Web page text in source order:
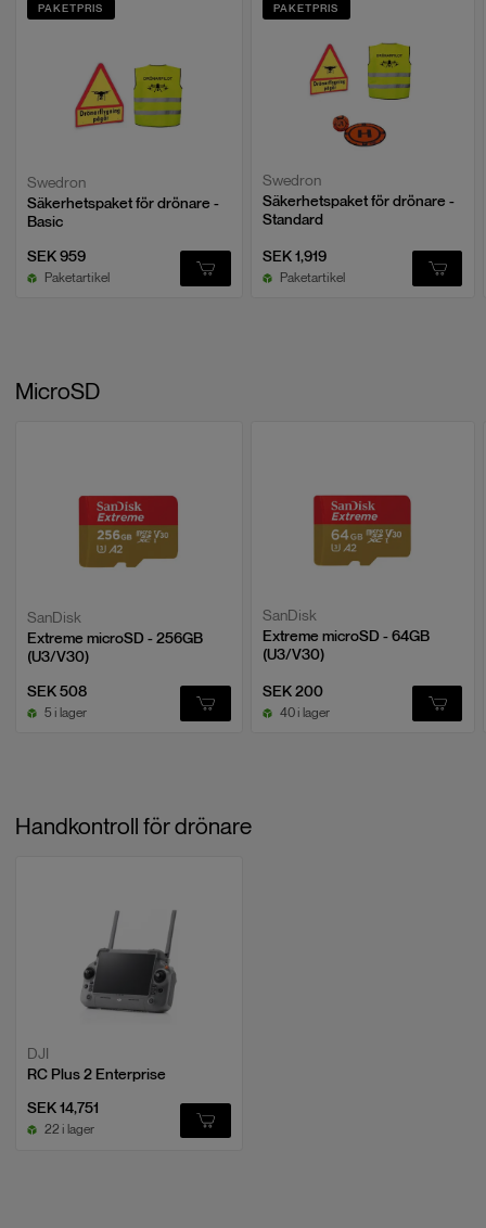
PAKETPRIS
Swedron
Säkerhetspaket för drönare -
Basic
SEK 959
Paketartikel
PAKETPRIS
Swedron
Säkerhetspaket för drönare -
Standard
SEK 1,919
Paketartikel
MicroSD
SanDisk
Extreme microSD - 256GB
(U3/V30)
SEK 508
5 i lager
SanDisk
Extreme microSD - 64GB
(U3/V30)
SEK 200
40 i lager
Handkontroll för drönare
DJI
RC Plus 2 Enterprise
SEK 14,751
22 i lager